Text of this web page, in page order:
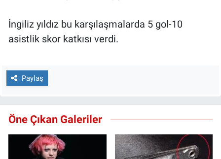
İngiliz yıldız bu karşılaşmalarda 5 gol-10
asistlik skor katkısı verdi.
Paylaş
Öne Çıkan Galeriler